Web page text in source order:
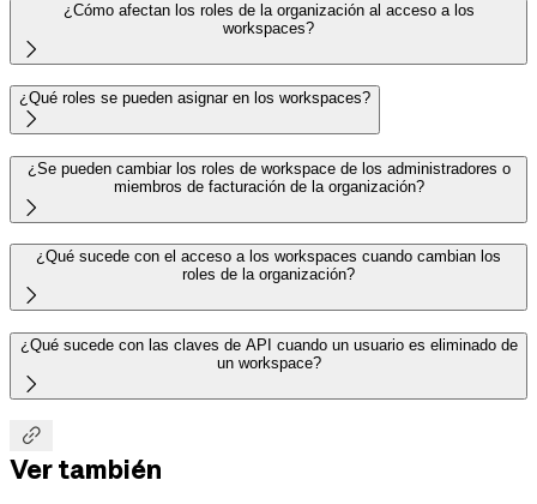
¿Cómo afectan los roles de la organización al acceso a los
workspaces?

¿Qué roles se pueden asignar en los workspaces?

¿Se pueden cambiar los roles de workspace de los administradores o
miembros de facturación de la organización?

¿Qué sucede con el acceso a los workspaces cuando cambian los
roles de la organización?

¿Qué sucede con las claves de API cuando un usuario es eliminado de
un workspace?


Ver también